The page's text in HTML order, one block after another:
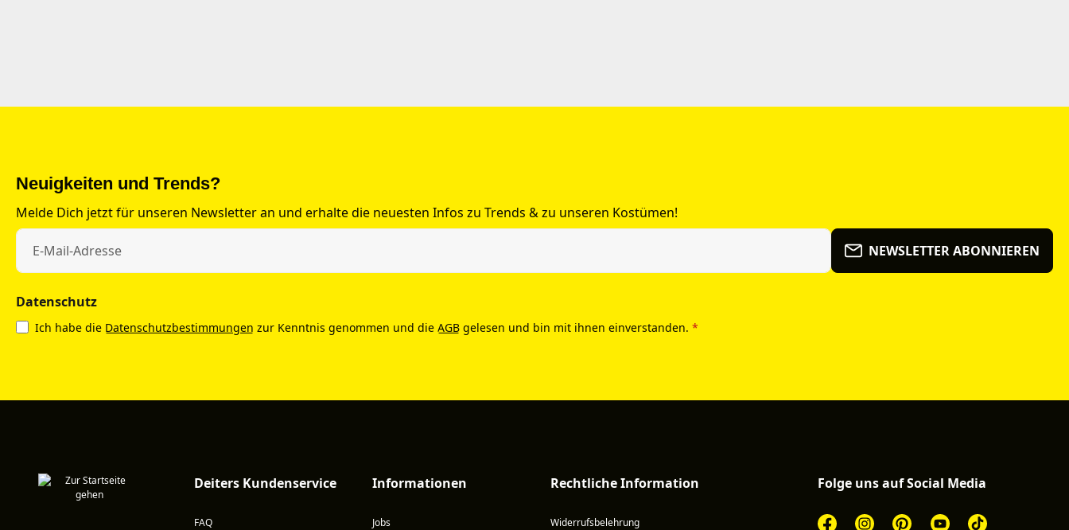
Neuigkeiten und Trends?
Melde Dich jetzt für unseren Newsletter an und erhalte die neuesten Infos zu Trends & zu unseren Kostümen!
NEWSLETTER ABONNIEREN
Datenschutz
Ich habe die Datenschutzbestimmungen zur Kenntnis genommen und die AGB gelesen und bin mit ihnen einverstanden. *
Deiters Kundenservice
FAQ
Informationen
Jobs
Rechtliche Information
Widerrufsbelehrung
Folge uns auf Social Media